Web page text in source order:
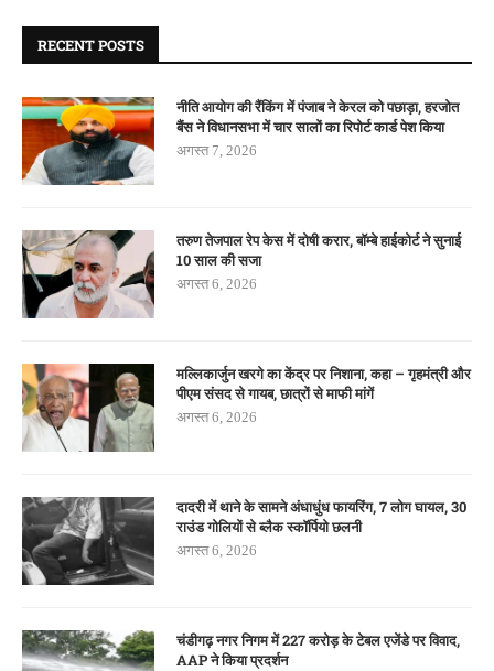
RECENT POSTS
नीति आयोग की रैंकिंग में पंजाब ने केरल को पछाड़ा, हरजोत
बैंस ने विधानसभा में चार सालों का रिपोर्ट कार्ड पेश किया
अगस्त 7, 2026
तरुण तेजपाल रेप केस में दोषी करार, बॉम्बे हाईकोर्ट ने सुनाई
10 साल की सजा
अगस्त 6, 2026
मल्लिकार्जुन खरगे का केंद्र पर निशाना, कहा – गृहमंत्री और
पीएम संसद से गायब, छात्रों से माफी मांगें
अगस्त 6, 2026
दादरी में थाने के सामने अंधाधुंध फायरिंग, 7 लोग घायल, 30
राउंड गोलियों से ब्लैक स्कॉर्पियो छलनी
अगस्त 6, 2026
चंडीगढ़ नगर निगम में 227 करोड़ के टेबल एजेंडे पर विवाद,
AAP ने किया प्रदर्शन